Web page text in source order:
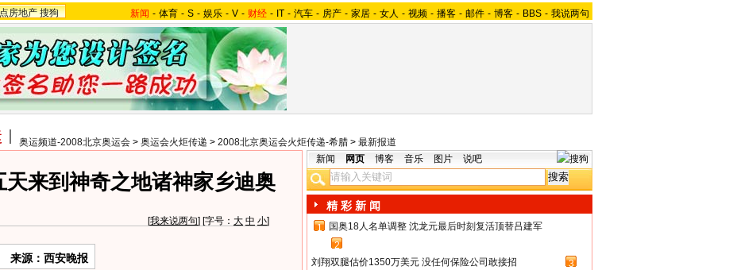
房地产 搜狗 新闻 - 体育 - S - 娱乐 - V - 财经 - IT - 汽车 - 房产 - 家居 - 女人 - 视频 - 播客 - 邮件 - 博客 - BBS - 我说两句
奥运频道-2008北京奥运会 > 奥运会火炬传递 > 2008北京奥运会火炬传递-希腊 > 最新报道
来到神奇之地诸神家乡迪奥
[我来说两句] [字号： 大 中 小]
来源：西安晚报
新闻 网页 博客 音乐 图片 说吧
精 彩 新 闻
1
国奥18人名单调整 沈龙元最后时刻复活顶替吕建军
2
刘翔双腿估价1350万美元 没任何保险公司敢接招
3